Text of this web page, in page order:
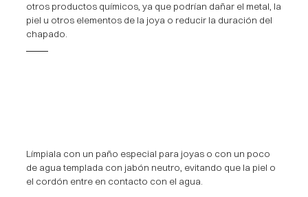
otros productos químicos, ya que podrían dañar el metal, la
piel u otros elementos de la joya o reducir la duración del
chapado.
Límpiala con un paño especial para joyas o con un poco
de agua templada con jabón neutro, evitando que la piel o
el cordón entre en contacto con el agua.